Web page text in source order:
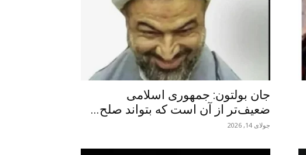
جان بولتون: جمهوری اسلامی
ضعیف‌تر از آن است که بتواند صلح...
جولای 14, 2026